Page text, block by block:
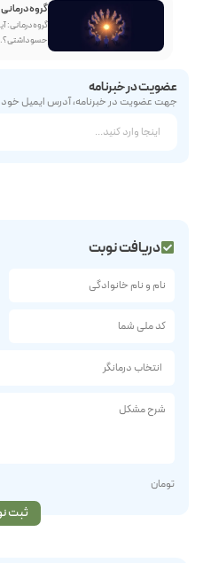
گروه درمانی
گروه درمانی:
حسو
عضویت در خبرنامه
جهت عضویت در خبرنامه، آدرس ایمیل خود
دریافت نوبت
تومان
ثبت